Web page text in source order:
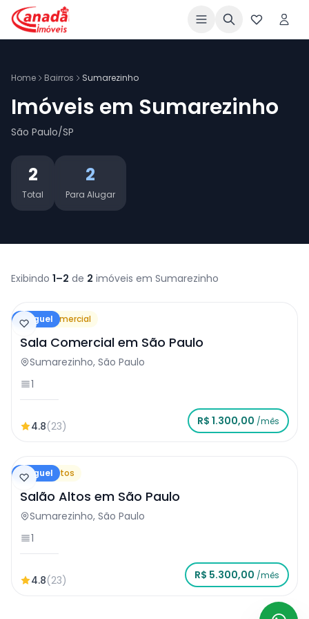
Home Bairros Sumarezinho
Imóveis em Sumarezinho
São Paulo/SP
2
Total
2
Para Alugar
Exibindo 1–2 de 2 imóveis em Sumarezinho
Aluguel
Sala Comercial
Sala Comercial em São Paulo
Sumarezinho, São Paulo
1
4.8(23) R$ 1.300,00 /mês
Aluguel
Salão Altos
Salão Altos em São Paulo
Sumarezinho, São Paulo
1
4.8(23) R$ 5.300,00 /mês